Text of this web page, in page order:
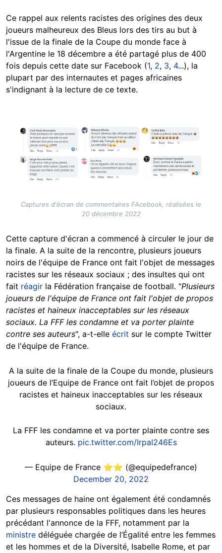
Ce rappel aux relents racistes des origines des deux
joueurs malheureux des Bleus lors des tirs au but à
l'issue de la finale de la Coupe du monde face à
l'Argentine le 18 décembre a été partagé plus de 400
fois depuis cette date sur Facebook (1, 2, 3, 4...), la
plupart par des internautes et pages africaines
s'indignant à la lecture de ce texte.
Image
Captures d'écran de commentaires FAcebook, réalisées le
20 décembre 2022
Cette capture d'écran a commencé à circuler le jour de
la finale. A la suite de la rencontre, plusieurs joueurs
noirs de l'équipe de France ont fait l'objet de messages
racistes sur les réseaux sociaux ; des insultes qui ont
fait réagir la Fédération française de football. "Plusieurs
joueurs de l'équipe de France ont fait l'objet de propos
racistes et haineux inacceptables sur les réseaux
sociaux. La FFF les condamne et va porter plainte
contre ses auteurs", a-t-elle écrit sur le compte Twitter
de l'équipe de France.
A la suite de la finale de la Coupe du monde, plusieurs
joueurs de l’Equipe de France ont fait l’objet de propos
racistes et haineux inacceptables sur les réseaux
sociaux.
La FFF les condamne et va porter plainte contre ses
auteurs. pic.twitter.com/IrpaI246Es
— Equipe de France ⭐⭐ (@equipedefrance)
December 20, 2022
Ces messages de haine ont également été condamnés
par plusieurs responsables politiques dans les heures
précédant l'annonce de la FFF, notamment par la
ministre déléguée chargée de l’Égalité entre les femmes
et les hommes et de la Diversité, Isabelle Rome, et par